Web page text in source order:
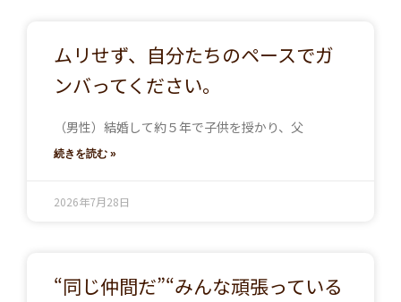
ムリせず、自分たちのペースでガ
ンバってください。
（男性）結婚して約５年で子供を授かり、父
続きを読む »
2026年7月28日
“同じ仲間だ”“みんな頑張っている